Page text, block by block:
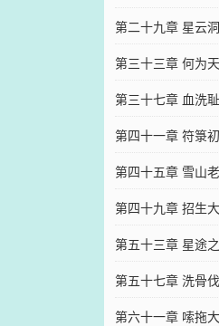
第二十九章 星云洞
第三十三章 何为
第三十七章 血洗
第四十一章 符箓
第四十五章 雪山
第四十九章 招生
第五十三章 星途
第五十七章 洗骨
第六十一章 嗦拖